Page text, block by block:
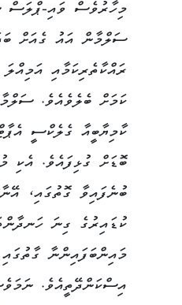
މިހާރުވެސް ވައި-ޕްލަސް
ސަލްމާން އައު ގެއަށް
ރައްކާތެރިކަމާއި
ކަމަށް ބެލެވެއެވެ.
ކާމިޔާބީއާ ގެލެކްސީ
ބޮޑަށް ގުޅިފައެވެ. އެކި
ބުނެފައިވާ ގޮތުގައި،
ކުޑައިރުގެ ގިނަ
މައިންބަފައިންނާ
އިސްކަންދޭތީއެވެ.